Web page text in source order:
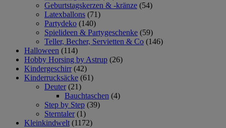
Geburtstagskerzen & -kränze (54)
Latexballons (71)
Partydeko (140)
Spielideen & Partygeschenke (59)
Teller, Becher, Servietten & Co (146)
Halloween (114)
Hobby Horsing by Astrup (26)
Kindergeschirr (42)
Kinderrucksäcke (61)
Deuter (21)
Bauchtaschen (4)
Step by Step (39)
Sterntaler (1)
Kleinkindwelt (1172)